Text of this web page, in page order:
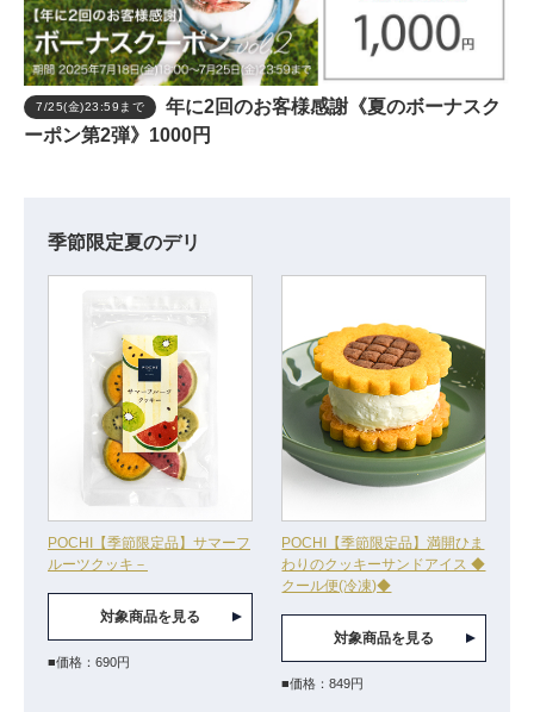
7/25(金)23:59まで
年に2回のお客様感謝《夏のボーナスク
ーポン第2弾》1000円
季節限定夏のデリ
POCHI【季節限定品】サマーフ
ルーツクッキ－
対象商品を見る
■価格：690円
POCHI【季節限定品】満開ひま
わりのクッキーサンドアイス ◆
クール便(冷凍)◆
対象商品を見る
■価格：849円